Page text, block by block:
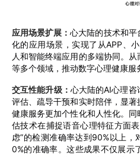
应用场景扩展：心大陆的技术和
化的应用场景，实现了从APP、
人和智能终端应用的多端协同。
等多个领域，推动数字心理健康服
交互性能升级： 心大陆的AI心理咨
评估、疏导干预和实时陪伴，显
健康服务更加个性化和人性化。
估技术在捕捉语音心理特征方面
虑”的检测准确率达到90%以上，
0%的准确率。这些成果不仅展示